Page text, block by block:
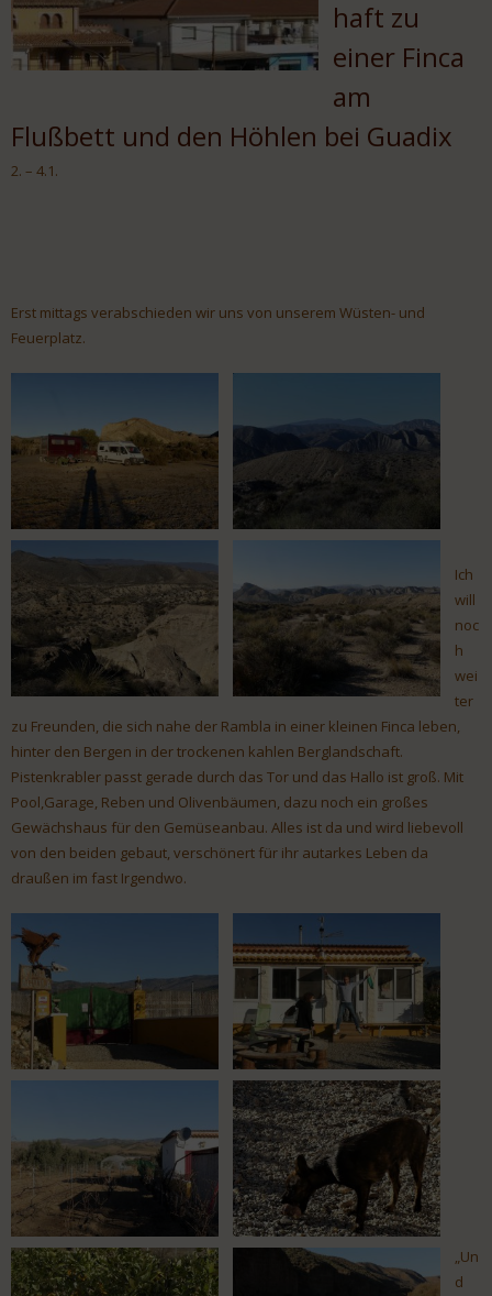
haft zu
einer Finca
am
Flußbett und den Höhlen bei Guadix
2. – 4.1.
Erst mittags verabschieden wir uns von unserem Wüsten- und
Feuerplatz.
Ich
will
noc
h
wei
ter
zu Freunden, die sich nahe der Rambla in einer kleinen Finca leben,
hinter den Bergen in der trockenen kahlen Berglandschaft.
Pistenkrabler passt gerade durch das Tor und das Hallo ist groß. Mit
Pool,Garage, Reben und Olivenbäumen, dazu noch ein großes
Gewächshaus für den Gemüseanbau. Alles ist da und wird liebevoll
von den beiden gebaut, verschönert für ihr autarkes Leben da
draußen im fast Irgendwo.
„Un
d